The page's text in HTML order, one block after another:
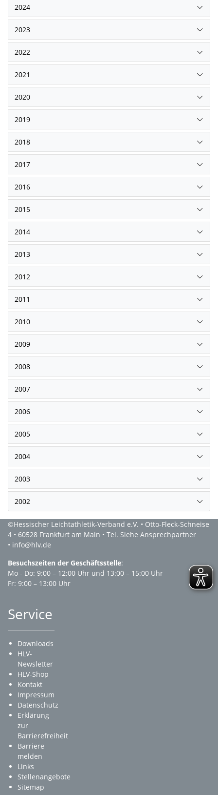
2024
2023
2022
2021
2020
2019
2018
2017
2016
2015
2014
2013
2012
2011
2010
2009
2008
2007
2006
2005
2004
2003
2002
©Hessischer Leichtathletik-Verband e.V. • Otto-Fleck-Schneise
4 • 60528 Frankfurt am Main • Tel. Siehe Ansprechpartner
• info@hlv.de
Besuchszeiten der Geschäftsstelle:
Mo - Do: 9:00 – 12:00 Uhr und 13:00 – 15:00 Uhr
Fr: 9:00 – 13:00 Uhr
Service
Downloads
HLV-
Newsletter
HLV-Shop
Kontakt
Impressum
Datenschutz
Erklärung
zur
Barrierefreiheit
Barriere
melden
Links
Stellenangebote
Sitemap